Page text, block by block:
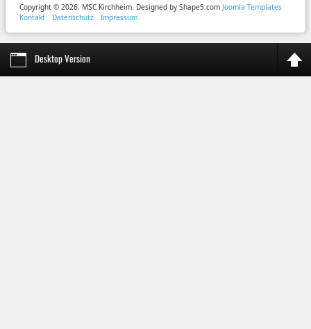
Copyright © 2026. MSC Kirchheim. Designed by Shape5.com Joomla Templates
Kontakt
Datenschutz Impressum
Desktop Version